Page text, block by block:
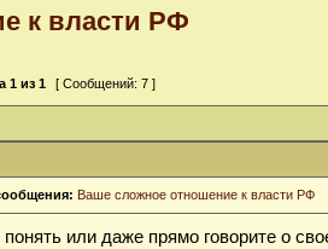
к власти РФ
1 из 1 [ Сообщений: 7 ]
Ваше сложное отношение к власти РФ
или даже прямо говорите о